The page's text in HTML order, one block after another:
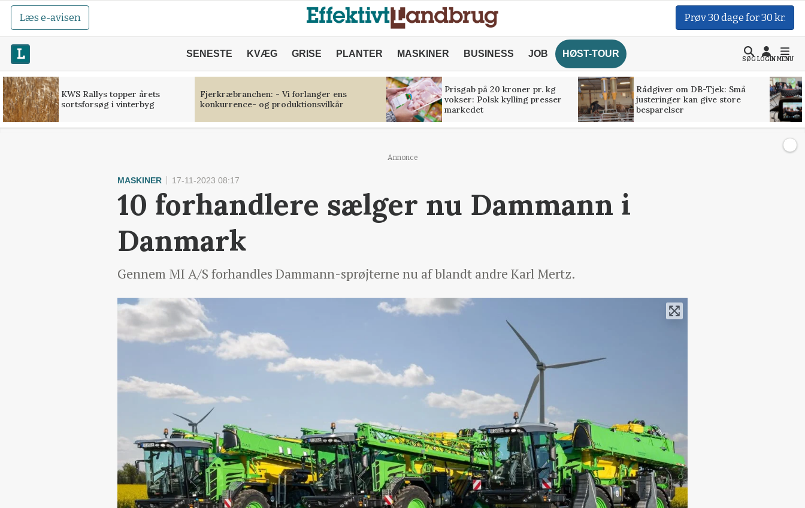
Læs e-avisen Prøv 30 dage for 30 kr.
SENESTE KVÆG GRISE PLANTER MASKINER BUSINESS JOB HØST-TOUR
SØGLOGINMENU
KWS Rallys topper årets
sortsforsøg i vinterbyg
Fjerkræbranchen: - Vi forlanger ens
konkurrence- og produktionsvilkår
Prisgab på 20 kroner pr. kg
vokser: Polsk kylling presser
markedet
Rådgiver om DB-Tjek: Små
justeringer kan give store
besparelser
Annonce
MASKINER 17-11-2023 08:17
10 forhandlere sælger nu Dammann i
Danmark
Gennem MI A/S forhandles Dammann-sprøjterne nu af blandt andre Karl Mertz.